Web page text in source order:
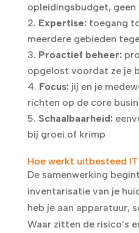
opleidingsbudget, geen
Expertise: toegang
meerdere gebieden
Proactief beheer:
opgelost voordat ze je
Focus: jij en je
richten op de core
Schaalbaarheid:
bij groei of krimp
Hoe werkt uitbesteed
De samenwerking
inventarisatie van je
heb je aan apparatuur,
Waar zitten de risico's